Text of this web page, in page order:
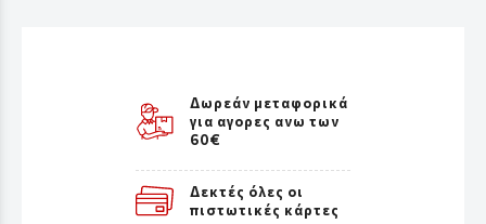
Δωρεάν μεταφορικά
για αγορες ανω των
60€
Δεκτές όλες οι
πιστωτικές κάρτες